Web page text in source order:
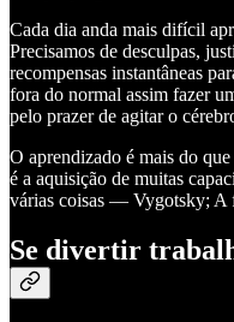
Cada dia anda mais difícil
Precisamos de desculpas,
recompensas instantâneas
fora do normal assim fazer
pelo prazer de agitar o
O aprendizado é mais do
é a aquisição de muitas
várias coisas — Vygotsky; A
Se divertir